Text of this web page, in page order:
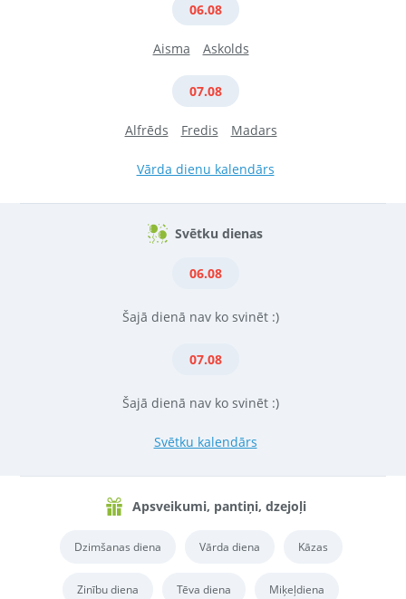
06.08
Aisma Askolds
07.08
Alfrēds Fredis Madars
Vārda dienu kalendārs
Svētku dienas
06.08
Šajā dienā nav ko svinēt :)
07.08
Šajā dienā nav ko svinēt :)
Svētku kalendārs
Apsveikumi, pantiņi, dzejoļi
Dzimšanas diena Vārda diena Kāzas
Zinību diena Tēva diena Miķeļdiena